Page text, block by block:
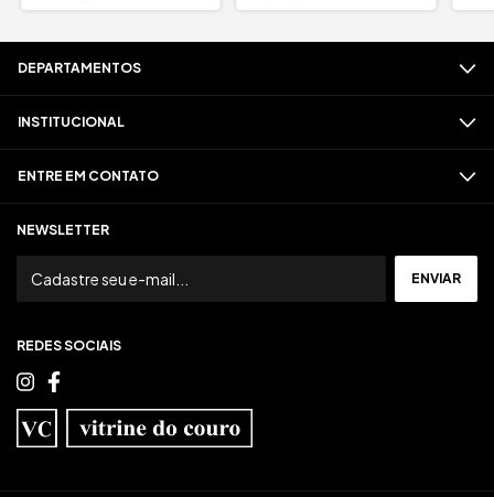
DEPARTAMENTOS
INSTITUCIONAL
ENTRE EM CONTATO
NEWSLETTER
REDES SOCIAIS